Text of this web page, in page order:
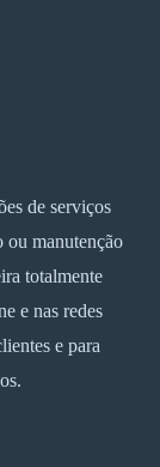
de serviços
ou manutenção
totalmente
e nas redes
e para